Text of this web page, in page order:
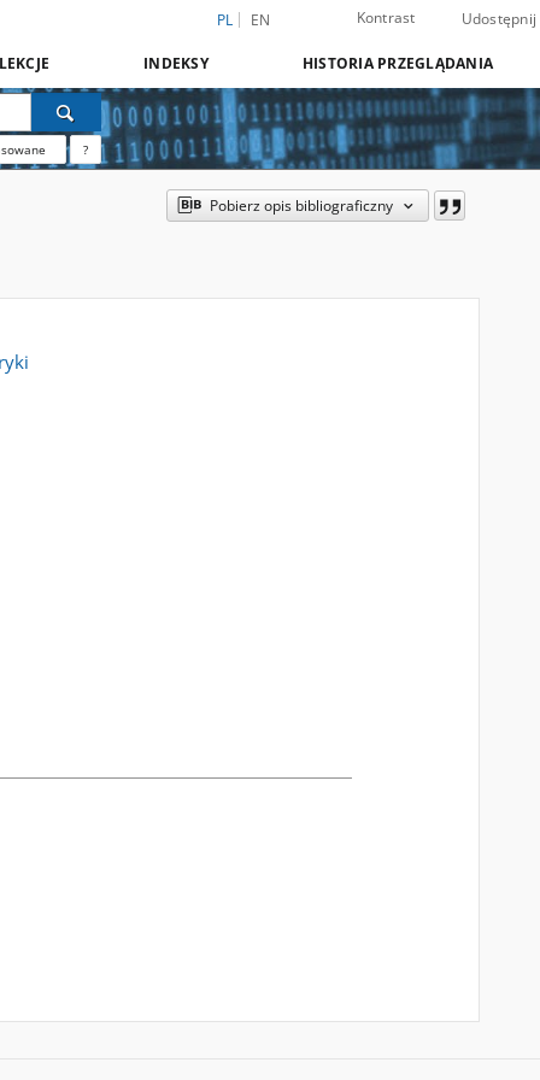
PL EN Kontrast Udostępnij
INDEKSY HISTORIA PRZEGLĄDANIA
?
Pobierz opis bibliograficzny